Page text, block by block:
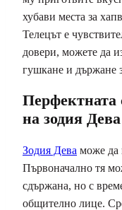
хубави места за
Телецът е
довери, можете да
гушкане и държане
Перфектната
на зодия Дева
Зодия Дева може да
Първоначално тя
сдържана, но с
общително лице.